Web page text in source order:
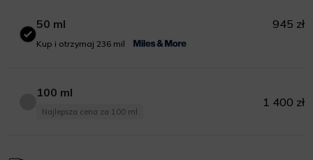
50 ml
50 ml
Kup i otrzymaj 236 mil
945 zł
100 ml
100 ml
Najlepsza cena za 100 ml
1 400 zł